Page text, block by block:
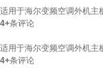
适用于海尔变频空调外机
4+条评论
适用于海尔变频空调外机
4+条评论